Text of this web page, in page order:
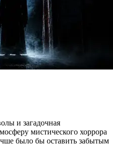
и загадочная
мистического хоррора
было бы оставить забытым